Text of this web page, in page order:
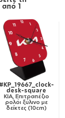
1
#KP_19667_clock-
desk-square
KIA, Επιτραπέζιο
ρολόι ξύλινο με
δείκτες (10cm)